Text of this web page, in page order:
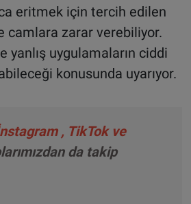
eritmek için tercih edilen
camlara zarar verebiliyor.
yanlış uygulamaların ciddi
konusunda uyarıyor.
, TikTok ve
da takip